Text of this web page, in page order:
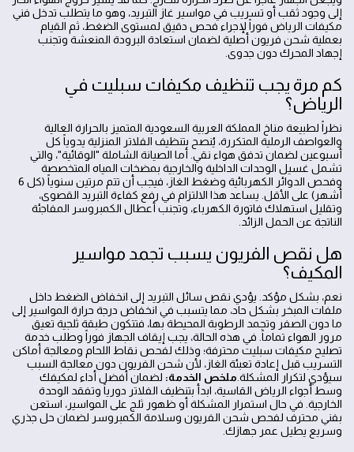
إلى وجود ثقب أو تسريب في مواسير غاز التبريد، وهو ما يتطلب تدخل فني
مكيفات الرياض فوراً لإجراء فحص دقيق لمستوى الضغط، ثم القيام
بعملية شحن فريون أصلية لضمان استعادة البرودة المنعشة وتجنب
إجهاد المحرك دون جدوى.
كم مرة يجب تنظيف مكيفات سبليت في
الرياض؟
نظراً لطبيعة مناخ المملكة العربية السعودية المتميز بالحرارة العالية
والعواصف الرملية المتكررة، يُنصح بتنظيف الفلاتر المنزلية يدوياً كل
أسبوعين لضمان تدفق هواء نقي. أما الصيانة الشاملة "الوقائية"، والتي
تشمل غسيل الوحدات الداخلية والخارجية بمضخات المياه المتخصصة
وفحص الدوائر الكهربائية وضغط الغاز، فيجب أن تتم مرتين سنوياً (كل 6
أشهر) على الأقل. يساعد هذا الالتزام في رفع كفاءة التبريد القصوى،
وتقليل استهلاك فاتورة الكهرباء، وتجنب أعطال الكمبروسر المفاجئة
الناتجة عن الحمل الزائد.
هل نقص الفريون يسبب تجمد مواسير
المكيف؟
نعم، بشكل مؤكد. يؤدي نقص سائل التبريد إلى انخفاض الضغط داخل
ملفات المبخر بشكل حاد، مما يتسبب في انخفاض درجة حرارة المواسير إلى
ما دون الصفر وتجمد الرطوبة المحيطة بها، فتتكون طبقة ثلجية تعيق
مرور الهواء تماماً. في هذه الحالة، يجب إيقاف الجهاز فوراً وطلب خدمة
تصليح مكيفات سبليت محترفة؛ وذلك لفحص نقاط اللحام ومعالجة أماكن
التسريب قبل إعادة تعبئة الغاز، لأن شحن الفريون دون معالجة السبب
سيؤدي لتكرار المشكلة. ملخص الخدمة: لضمان أفضل أداء لمكيفك
وسط أجواء الرياض القاسية، ابدأ بتنظيف الفلاتر دورياً وتفقد الوحدة
الخارجية. في حال استمرار المشكلة أو ظهور ثلج على المواسير، استعن
بفني محترف لفحص شحن الفريون وسلامة الكمبروسر لضمان حل جذري
وسريع يطيل عمر جهازك.